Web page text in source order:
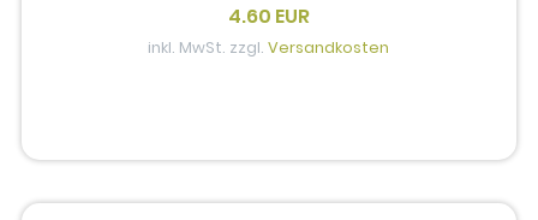
4.60 EUR
inkl. MwSt. zzgl.Versandkosten